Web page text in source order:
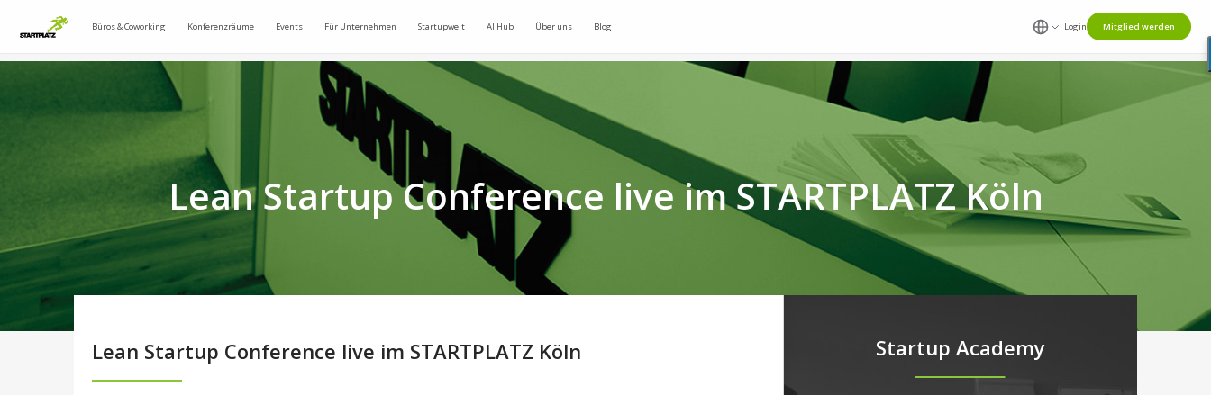
Büros & Coworking Konferenzräume Events Für Unternehmen Startupwelt AI Hub Über uns Blog Login Mitglied werden
Lean Startup Conference live im STARTPLATZ Köln
Lean Startup Conference live im STARTPLATZ Köln Startup Academy